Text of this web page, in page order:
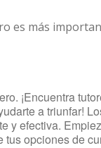
es más
¡Encuentra
a triunfar!
y efectiva.
tus opciones de